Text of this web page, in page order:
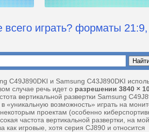
играть? форматы 21:9,
C49J890DKI и Samsung C43J890DKI
случае речь идет о разрешении 3840 ×
вертикальной развертки Samsung
возможность» играть на
проектам (особенно
частота вертикальной развертки, на мой
как игровые, хотя серия CJ890 и относится